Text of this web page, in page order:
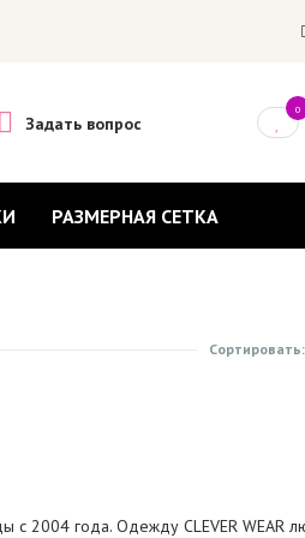
Задать вопрос
0
РАЗМЕРНАЯ СЕТКА
Сортировать:
с 2004 года. Одежду CLEVER WEAR